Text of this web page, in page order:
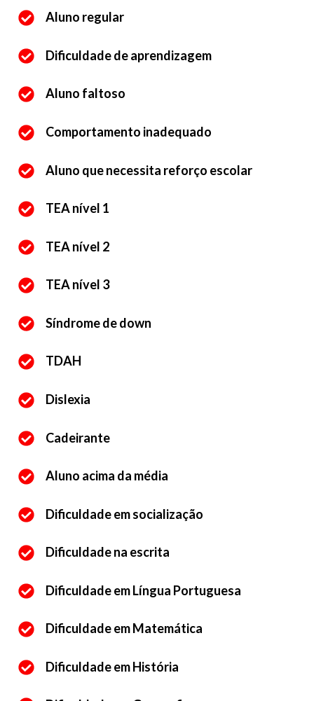
Aluno regular
Dificuldade de aprendizagem
Aluno faltoso
Comportamento inadequado
Aluno que necessita reforço escolar
TEA nível 1
TEA nível 2
TEA nível 3
Síndrome de down
TDAH
Dislexia
Cadeirante
Aluno acima da média
Dificuldade em socialização
Dificuldade na escrita
Dificuldade em Língua Portuguesa
Dificuldade em Matemática
Dificuldade em História